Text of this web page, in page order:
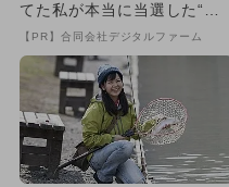
てた私が本当に当選した“買
い方”がこれ
【PR】合同会社デジタルファーム